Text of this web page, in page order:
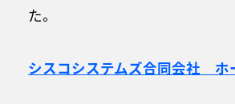
た。
シスコシステムズ合同会社 ホ